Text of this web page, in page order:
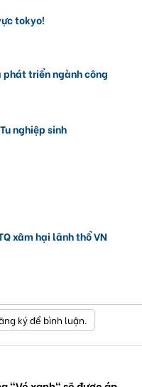
tokyo!
triển ngành công
nghiệp sinh
xâm hại lãnh thổ VN
ký để bình luận.